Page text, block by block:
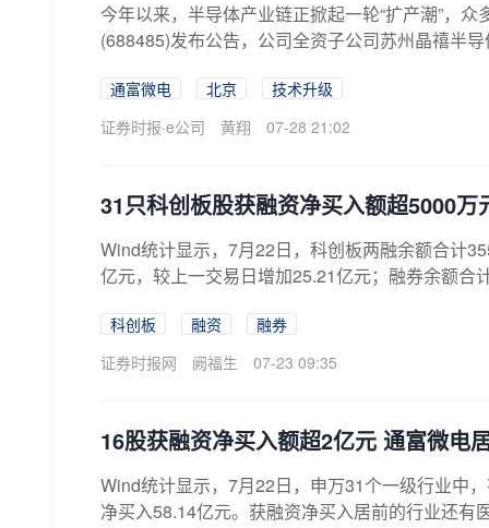
今年以来，半导体产业链正掀起一轮“扩产潮”，
(688485)发布公告，公司全资子公司苏州晶禧半
通富微电 北京
技术升级
证券时报·e公司
黄翔 07-28 21:02
31只科创板股获融资净买入额超5000万
Wind统计显示，7月22日，科创板两融余额合计
亿元，较上一交易日增加25.21亿元；融券余额合
科创板 融资
融券
证券时报网
阙福生 07-23 09:35
16股获融资净买入额超2亿元 通富微电
Wind统计显示，7月22日，申万31个一级行业中
净买入58.14亿元。获融资净买入居前的行业还